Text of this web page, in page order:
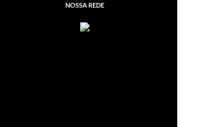
NOSSA REDE